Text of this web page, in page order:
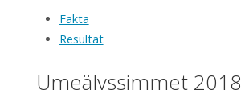
Fakta
Resultat
Umeälvssimmet 2018